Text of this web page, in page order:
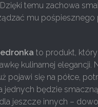
temu zachowa
mu
to produkt,
kulinarnej elegancji.
pojawi się na półce,
jednych będzie
jeszcze innych –